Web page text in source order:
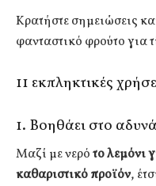
Κρατήστε σημειώσεις
φανταστικό φρούτο για
11 εκπληκτικές
1. Βοηθάει στο
Μαζί με νερότο λεμόνι
καθαριστικό προϊόν,